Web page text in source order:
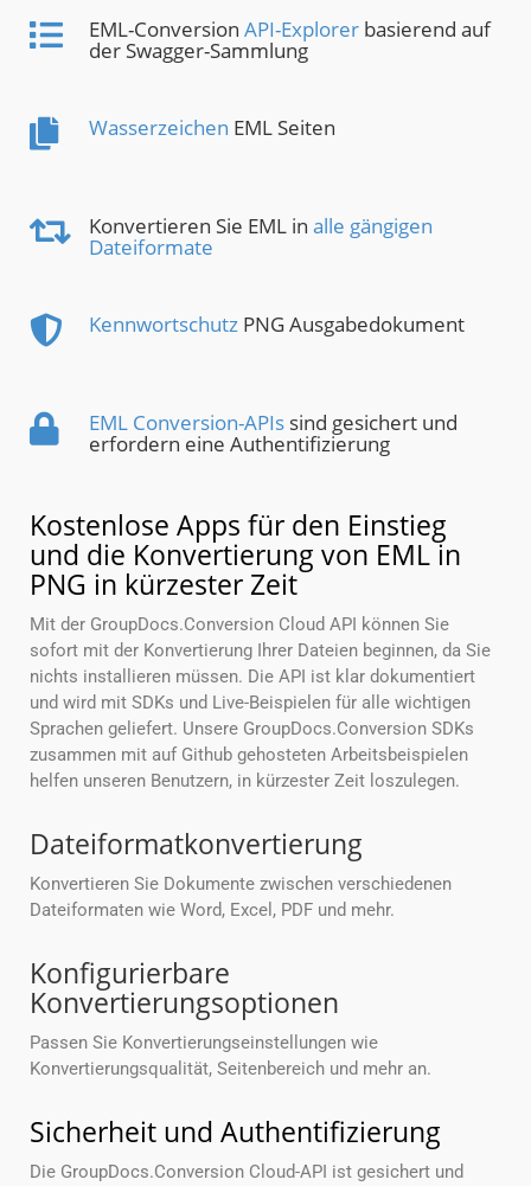
EML-Conversion API-Explorer basierend auf
der Swagger-Sammlung
Wasserzeichen EML Seiten
Konvertieren Sie EML in alle gängigen
Dateiformate
Kennwortschutz PNG Ausgabedokument
EML Conversion-APIs sind gesichert und
erfordern eine Authentifizierung
Kostenlose Apps für den Einstieg
und die Konvertierung von EML in
PNG in kürzester Zeit
Mit der GroupDocs.Conversion Cloud API können Sie
sofort mit der Konvertierung Ihrer Dateien beginnen, da Sie
nichts installieren müssen. Die API ist klar dokumentiert
und wird mit SDKs und Live-Beispielen für alle wichtigen
Sprachen geliefert. Unsere GroupDocs.Conversion SDKs
zusammen mit auf Github gehosteten Arbeitsbeispielen
helfen unseren Benutzern, in kürzester Zeit loszulegen.
Dateiformatkonvertierung
Konvertieren Sie Dokumente zwischen verschiedenen
Dateiformaten wie Word, Excel, PDF und mehr.
Konfigurierbare
Konvertierungsoptionen
Passen Sie Konvertierungseinstellungen wie
Konvertierungsqualität, Seitenbereich und mehr an.
Sicherheit und Authentifizierung
Die GroupDocs.Conversion Cloud-API ist gesichert und